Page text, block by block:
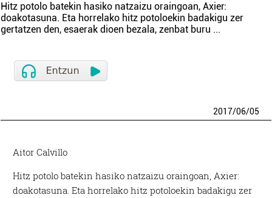
Hitz potolo batekin hasiko natzaizu oraingoan, Axier:
doakotasuna. Eta horrelako hitz potoloekin badakigu zer
gertatzen den, esaerak dioen bezala, zenbat buru ...
2017/06/05
Aitor Calvillo
Hitz potolo batekin hasiko natzaizu oraingoan, Axier:
doakotasuna. Eta horrelako hitz potoloekin badakigu zer